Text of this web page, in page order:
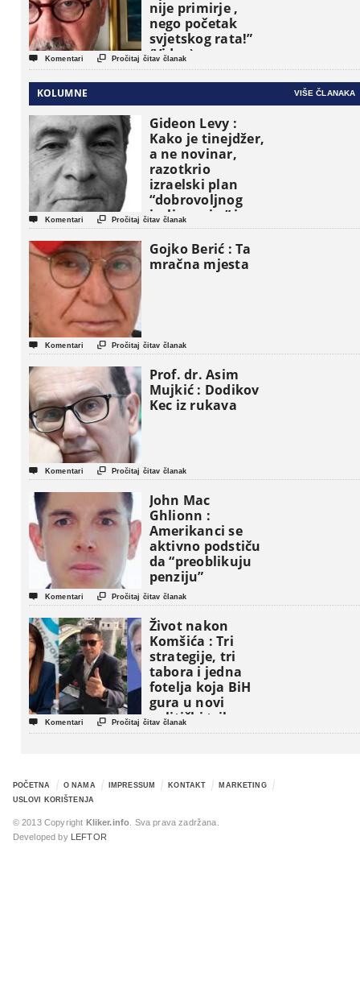
nije primirje ,
nego početak
svjetskog rata!”
(Video)
 Komentari  Pročitaj čitav članak
KOLUMNE VIŠE ČLANAKA
Gideon Levy :
Kako je tinejdžer,
a ne novinar,
razotkrio
izraelski plan
“dobrovoljnog
iseljavanja ” iz
Gaze
 Komentari  Pročitaj čitav članak
Gojko Berić : Ta
mračna mjesta
 Komentari  Pročitaj čitav članak
Prof. dr. Asim
Mujkić : Dodikov
Kec iz rukava
 Komentari  Pročitaj čitav članak
John Mac
Ghlionn :
Amerikanci se
aktivno podstiču
da “preoblikuju
penziju”
 Komentari  Pročitaj čitav članak
Život nakon
Komšića : Tri
strategije, tri
tabora i jedna
fotelja koja BiH
gura u novi
politički triler
 Komentari  Pročitaj čitav članak
POČETNA O NAMA IMPRESSUM KONTAKT
MARKETING
USLOVI KORIŠTENJA
© 2013 Copyright Kliker.info . Sva prava zadržana.
Developed by
LEFTOR